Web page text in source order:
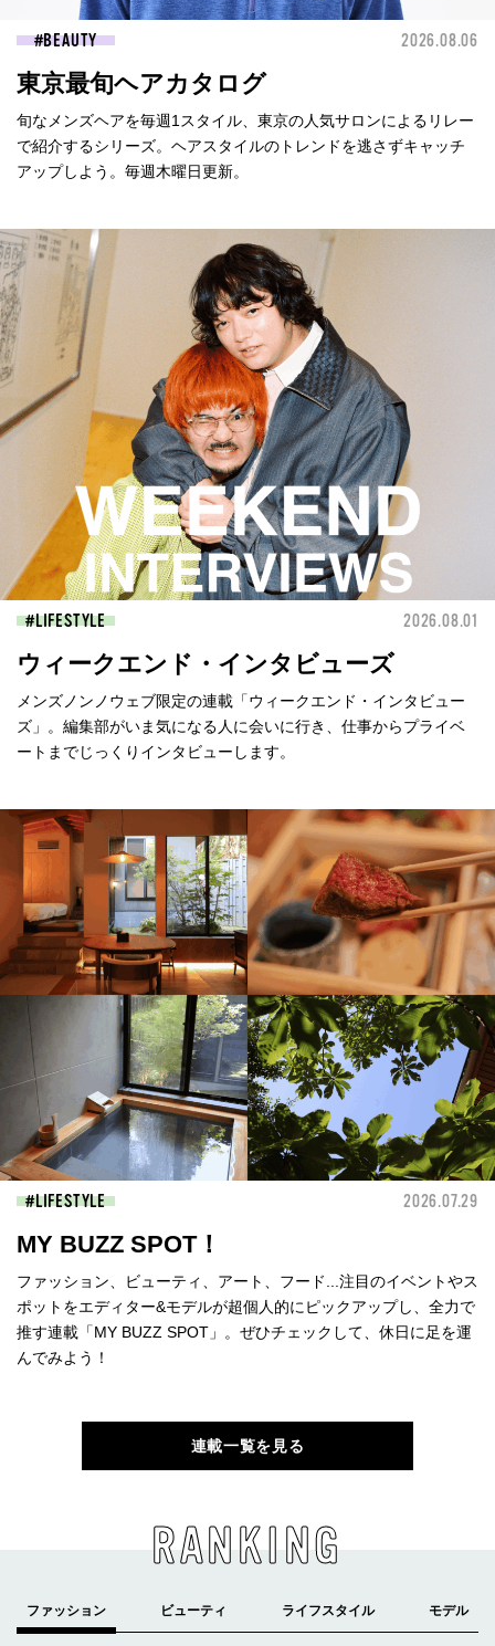
BEAUTY 2026.08.06
東京最旬ヘアカタログ
旬なメンズヘアを毎週1スタイル、東京の人気サロンによるリレー
で紹介するシリーズ。ヘアスタイルのトレンドを逃さずキャッチ
アップしよう。毎週木曜日更新。
LIFESTYLE 2026.08.01
ウィークエンド・インタビューズ
メンズノンノウェブ限定の連載「ウィークエンド・インタビュー
ズ」。編集部がいま気になる人に会いに行き、仕事からプライベ
ートまでじっくりインタビューします。
LIFESTYLE 2026.07.29
MY BUZZ SPOT！
ファッション、ビューティ、アート、フード...注目のイベントやス
ポットをエディター&モデルが超個人的にピックアップし、全力で
推す連載「MY BUZZ SPOT」。ぜひチェックして、休日に足を運
んでみよう！
連載一覧を見る
RANKING